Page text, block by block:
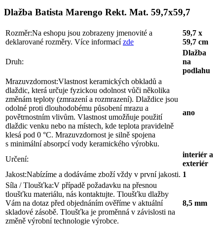
Dlažba Batista Marengo Rekt. Mat. 59,7x59,7
Rozměr:Na eshopu jsou zobrazeny jmenovité a
deklarované rozměry. Více informacízde
59,7 x
59,7 cm
Druh:
Dlažba
na
podlahu
Mrazuvzdornost:Vlastnost keramických obkladů a
dlaždic, která určuje fyzickou odolnost vůči několika
změnám teploty (zmrazení a rozmrazení). Dlaždice jsou
odolné proti dlouhodobému působení mrazu a
povětrnostním vlivům. Vlastnost umožňuje použití
dlaždic venku nebo na místech, kde teplota pravidelně
klesá pod 0 °C. Mrazuvzdornost je silně spojena
s minimální absorpcí vody keramického výrobku.
ano
Určení:
interiér a
exteriér
Jakost:Nabízíme a dodáváme zboží vždy v první jakosti. 1
Síla / Tloušťka:V případě požadavku na přesnou
tloušťku materiálu, nás kontaktujte. Tloušťku dlažby
Vám na dotaz před objednáním ověříme v aktuální
skladové zásobě. Tloušťka je proměnná v závislosti na
změně výrobní technologie výrobce.
8,5 mm